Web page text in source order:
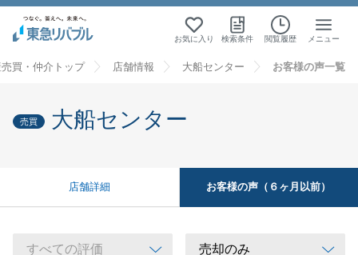
お気に入り 検索条件 閲覧履歴 メニュー
買・仲介トップ 店舗情報 大船センター お客様の声一覧
売買 大船センター
店舗詳細 お客様の声（６ヶ月以前）